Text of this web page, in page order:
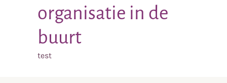
organisatie in de
buurt
test